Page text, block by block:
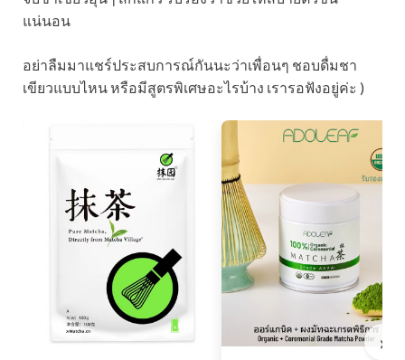
แน่นอน
อย่าลืมมาแชร์ประสบการณ์กันนะว่าเพื่อนๆ ชอบดื่มชา
เขียวแบบไหน หรือมีสูตรพิเศษอะไรบ้าง เรารอฟังอยู่ค่ะ )
›